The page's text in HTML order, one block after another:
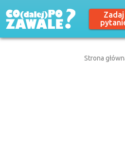
Zadaj
Strona